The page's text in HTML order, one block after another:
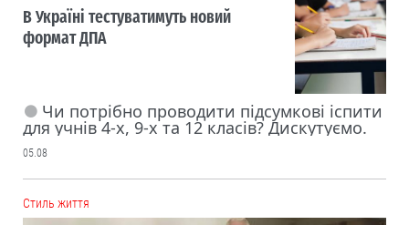
В Україні тестуватимуть новий
формат ДПА
Чи потрібно проводити підсумкові іспити
для учнів 4-х, 9-х та 12 класів? Дискутуємо.
05.08
Cтиль життя